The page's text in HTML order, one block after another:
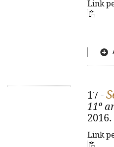
Link
17 -
11º
Link